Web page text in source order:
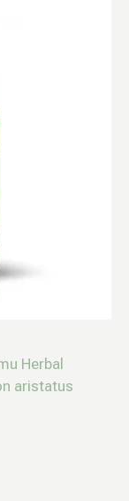
Herbal
aristatus